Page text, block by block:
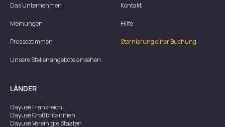
Das Unternehmen
Meinungen
Pressestimmen
Unsere Stellenangebote ansehen
Kontakt
Hilfe
Stornierung einer Buchung
LÄNDER
DayuseFrankreich
DayuseGroßbritannien
DayuseVereinigte Staaten